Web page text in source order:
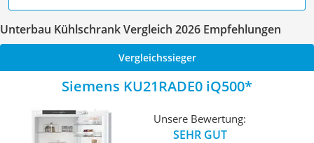
Unterbau Kühlschrank Vergleich 2026 Empfehlungen
Vergleichssieger
Siemens KU21RADE0 iQ500
Unsere Bewertung:
SEHR GUT